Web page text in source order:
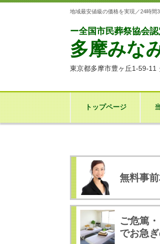
地域最安値級の価格を実現／24時間
ー全国市民葬祭協会
多摩みな
東京都多摩市豊ヶ丘1-59-
トップページ
無料事
ご危篤
でお急